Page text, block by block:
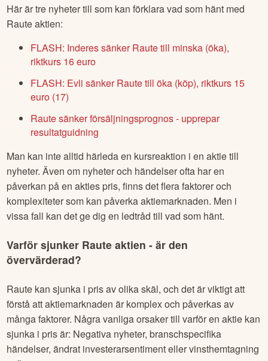
Här är tre nyheter till som kan förklara vad som hänt med
Rauteaktien:
FLASH: Inderes sänker Raute till minska (öka),
riktkurs 16 euro
FLASH: Evli sänker Raute till öka (köp), riktkurs 15
euro (17)
Raute sänker försäljningsprognos - upprepar
resultatguidning
Man kan inte alltid härleda en kursreaktion i en aktie till
nyheter. Även om nyheter och händelser ofta har en
påverkan på en akties pris, finns det flera faktorer och
komplexiteter som kan påverka aktiemarknaden. Men i
vissa fall kan det ge dig en ledtråd till vad som hänt.
Varför sjunker Raute aktien - är den
övervärderad?
Raute kan sjunka i pris av olika skäl, och det är viktigt att
förstå att aktiemarknaden är komplex och påverkas av
många faktorer. Några vanliga orsaker till varför en aktie kan
sjunka i pris är: Negativa nyheter, branschspecifika
händelser, ändrat investerarsentiment eller vinsthemtagning